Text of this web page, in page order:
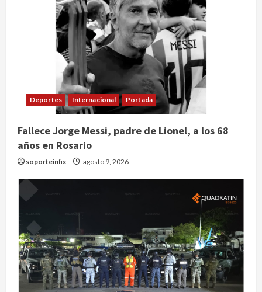
Deportes Internacional Portada
Fallece Jorge Messi, padre de Lionel, a los 68
años en Rosario
soporteinfix agosto 9, 2026